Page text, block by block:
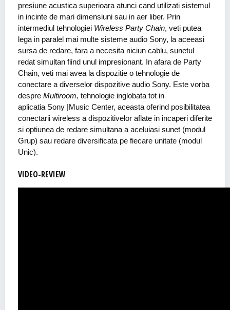
presiune acustica superioara atunci cand utilizati sistemul
in incinte de mari dimensiuni sau in aer liber. Prin
intermediul tehnologiei Wireless Party Chain, veti putea
lega in paralel mai multe sisteme audio Sony, la aceeasi
sursa de redare, fara a necesita niciun cablu, sunetul
redat simultan fiind unul impresionant. In afara de Party
Chain, veti mai avea la dispozitie o tehnologie de
conectare a diverselor dispozitive audio Sony. Este vorba
despre Multiroom, tehnologie inglobata tot in
aplicatia Sony |Music Center, aceasta oferind posibilitatea
conectarii wireless a dispozitivelor aflate in incaperi diferite
si optiunea de redare simultana a aceluiasi sunet (modul
Grup) sau redare diversificata pe fiecare unitate (modul
Unic).
VIDEO-REVIEW